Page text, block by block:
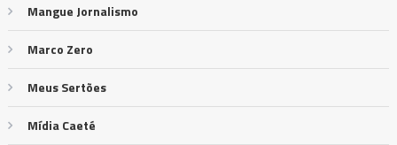
Mangue Jornalismo
Marco Zero
Meus Sertões
Mídia Caeté